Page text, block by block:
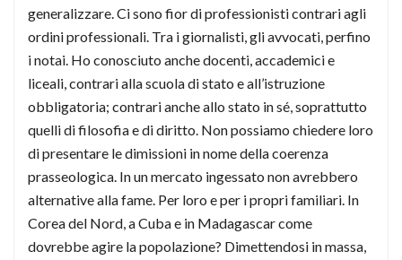
generalizzare. Ci sono fior di professionisti contrari agli
ordini professionali. Tra i giornalisti, gli avvocati, perfino
i notai. Ho conosciuto anche docenti, accademici e
liceali, contrari alla scuola di stato e all’istruzione
obbligatoria; contrari anche allo stato in sé, soprattutto
quelli di filosofia e di diritto. Non possiamo chiedere loro
di presentare le dimissioni in nome della coerenza
prasseologica. In un mercato ingessato non avrebbero
alternative alla fame. Per loro e per i propri familiari. In
Corea del Nord, a Cuba e in Madagascar come
dovrebbe agire la popolazione? Dimettendosi in massa,